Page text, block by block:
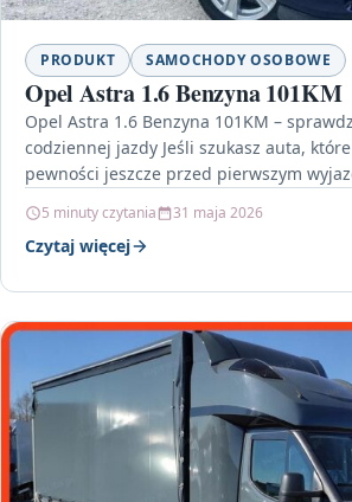
PRODUKT SAMOCHODY OSOBOWE
Opel Astra 1.6 Benzyna 101KM
Opel Astra 1.6 Benzyna 101KM –
codziennej jazdy Jeśli szukasz auta,
pewności jeszcze przed pierwszym
5 minuty czytania 31 maja 2026
Czytaj więcej